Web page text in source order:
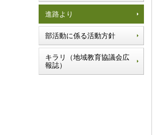
進路より
部活動に係る活動方針
キラリ（地域教育協議会広
報誌）